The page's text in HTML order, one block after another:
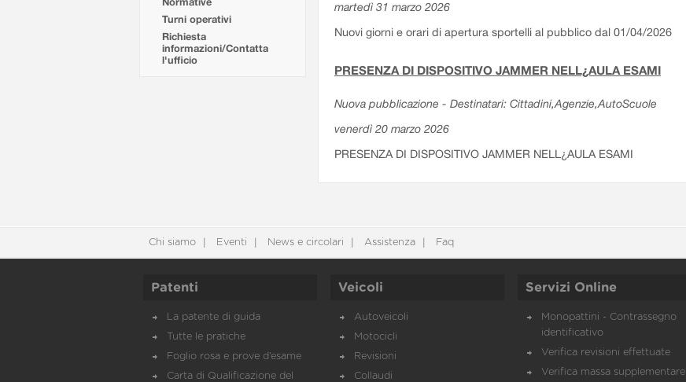
Turni operativi
Richiesta
informazioni/Contatta
l'ufficio
martedì 31 marzo 2026
Nuovi giorni e orari di apertura sportelli al pubblico dal 01/04/2026
PRESENZA DI DISPOSITIVO JAMMER NELL¿AULA ESAMI
Nuova pubblicazione - Destinatari: Cittadini,Agenzie,AutoScuole
venerdì 20 marzo 2026
PRESENZA DI DISPOSITIVO JAMMER NELL¿AULA ESAMI
Chi siamo Eventi News e circolari Assistenza Faq
Patenti
La patente di guida
Tutte le pratiche
Foglio rosa e prove d’esame
Carta di Qualificazione del
Veicoli
Autoveicoli
Motocicli
Revisioni
Collaudi
Servizi Online
Monopattini - Contrassegno
identificativo
Verifica revisioni effettuate
Verifica massa supplementare